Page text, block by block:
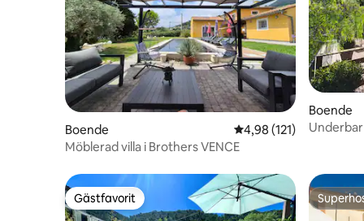
Boende 4,98 av 5 i
4,98 (121)
Möblerad villa i Brothers VENCE
Boende
Gästfavorit
Gästfavorit